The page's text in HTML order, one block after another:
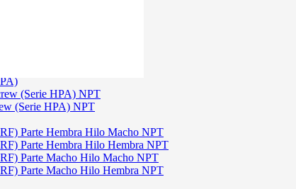
(Serie HPA) NPT
(Serie HPA) NPT
Parte Hembra Hilo Macho NPT
Parte Hembra Hilo Hembra NPT
Parte Macho Hilo Macho NPT
Parte Macho Hilo Hembra NPT